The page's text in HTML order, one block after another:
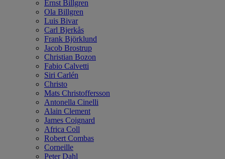
Ernst Billgren
Ola Billgren
Luis Bivar
Carl Bjerkås
Frank Björklund
Jacob Brostrup
Christian Bozon
Fabio Calvetti
Siri Carlén
Christo
Mats Christoffersson
Antonella Cinelli
Alain Clement
James Coignard
Africa Coll
Robert Combas
Corneille
Peter Dahl